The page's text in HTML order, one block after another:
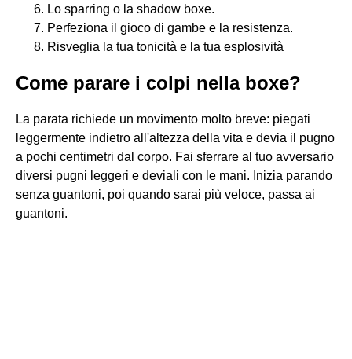
Lo sparring o la shadow boxe.
Perfeziona il gioco di gambe e la resistenza.
Risveglia la tua tonicità e la tua esplosività
Come parare i colpi nella boxe?
La parata richiede un movimento molto breve: piegati
leggermente indietro all'altezza della vita e devia il pugno
a pochi centimetri dal corpo. Fai sferrare al tuo avversario
diversi pugni leggeri e deviali con le mani. Inizia parando
senza guantoni, poi quando sarai più veloce, passa ai
guantoni.